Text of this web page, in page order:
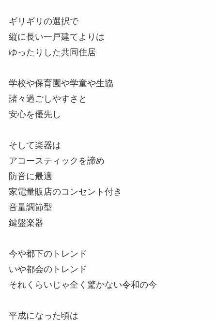
ギリギリの選択で
縦に長い一戸建てよりは
ゆったりした共同住居
学校や保育園や学童や生協
諸々過ごしやすさと
安心を優先し
そして楽器は
アコースティックを諦め
防音に最適
家電量販店のコンセント付き
音量調節型
鍵盤楽器
今や都下のトレンド
いや都会のトレンド
それくらいじゃ全く驚かない令和の今
平成になった頃は